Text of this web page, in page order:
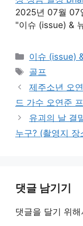
2025년 07월 07
"이슈 (issue) &
카
테
리
이슈 (issue)
태
그
골프
제주소년 오
드 가수 오연준
유괴의 날 결
누구? (촬영지 장
댓글 남기기
댓글을 달기 위해